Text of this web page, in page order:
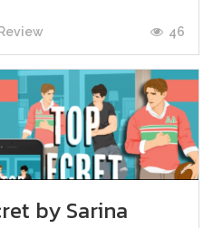
46
by Sarina